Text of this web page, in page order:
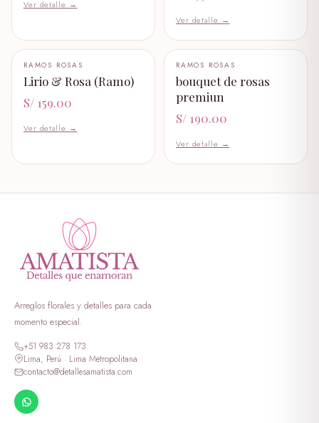
S/ 58.99
oso panda
S/ 89.99
peluche erizo
peluche george verde
S/ 349.00
S/ 399.00
peluche lotso dormilon
S/ 69.00
Ver detalle →
Ver detalle →
+ AÑADIR AL CARRITO
RAMOS ROSAS
Lirio & Rosa (Ramo)
S/ 159.00
Ver detalle →
+ AÑADIR AL CARRITO
RAMOS ROSAS
bouquet de rosas
premiun
S/ 190.00
Ver detalle →
Arreglos florales y detalles para cada
momento especial.
+51 983 278 173
Lima, Perú · Lima Metropolitana
contacto@detallesamatista.com